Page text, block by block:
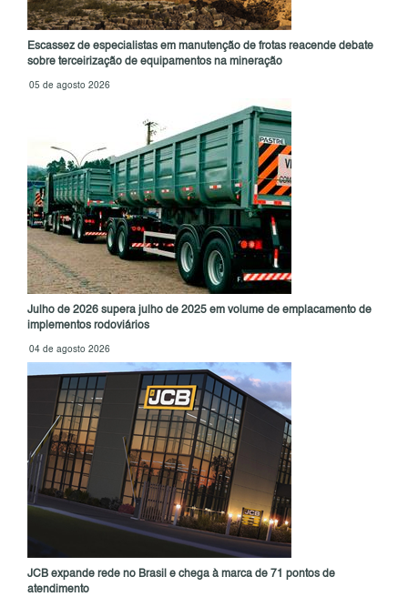
Escassez de especialistas em manutenção de frotas reacende debate
sobre terceirização de equipamentos na mineração
05 de agosto 2026
Julho de 2026 supera julho de 2025 em volume de emplacamento de
implementos rodoviários
04 de agosto 2026
JCB expande rede no Brasil e chega à marca de 71 pontos de
atendimento